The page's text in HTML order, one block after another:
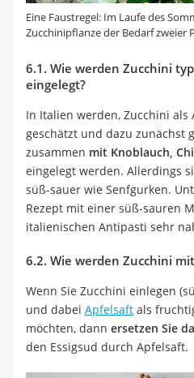
Eine Faustregel: Im Laufe des
Zucchinipflanze der Bedarf zweier
6.1. Wie werden Zucchini
eingelegt?
In Italien werden, Zucchini
geschätzt und dazu zunächst
zusammen mit Knoblauch,
eingelegt werden. Allerdings
süß-sauer wie Senfgurken.
Rezept mit einer süß-sauren
italienischen Antipasti sehr
6.2. Wie werden Zucchini
Wenn Sie Zucchini einlegen
und dabei Apfelsaft als
möchten, dann ersetzen Sie
den Essigsud durch Apfelsaft.